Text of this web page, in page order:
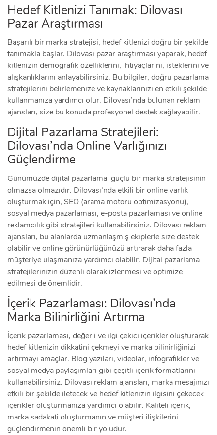
Hedef Kitlenizi Tanımak: Dilovası
Pazar Araştırması
Başarılı bir marka stratejisi, hedef kitlenizi doğru bir şekilde
tanımakla başlar. Dilovası pazar araştırması yaparak, hedef
kitlenizin demografik özelliklerini, ihtiyaçlarını, isteklerini ve
alışkanlıklarını anlayabilirsiniz. Bu bilgiler, doğru pazarlama
stratejilerini belirlemenize ve kaynaklarınızı en etkili şekilde
kullanmanıza yardımcı olur. Dilovası’nda bulunan reklam
ajansları, size bu konuda profesyonel destek sağlayabilir.
Dijital Pazarlama Stratejileri:
Dilovası’nda Online Varlığınızı
Güçlendirme
Günümüzde dijital pazarlama, güçlü bir marka stratejisinin
olmazsa olmazıdır. Dilovası’nda etkili bir online varlık
oluşturmak için, SEO (arama motoru optimizasyonu),
sosyal medya pazarlaması, e-posta pazarlaması ve online
reklamcılık gibi stratejileri kullanabilirsiniz. Dilovası reklam
ajansları, bu alanlarda uzmanlaşmış ekiplerle size destek
olabilir ve online görünürlüğünüzü artırarak daha fazla
müşteriye ulaşmanıza yardımcı olabilir. Dijital pazarlama
stratejilerinizin düzenli olarak izlenmesi ve optimize
edilmesi de önemlidir.
İçerik Pazarlaması: Dilovası’nda
Marka Bilinirliğini Artırma
İçerik pazarlaması, değerli ve ilgi çekici içerikler oluşturarak
hedef kitlenizin dikkatini çekmeyi ve marka bilinirliğinizi
artırmayı amaçlar. Blog yazıları, videolar, infografikler ve
sosyal medya paylaşımları gibi çeşitli içerik formatlarını
kullanabilirsiniz. Dilovası reklam ajansları, marka mesajınızı
etkili bir şekilde iletecek ve hedef kitlenizin ilgisini çekecek
içerikler oluşturmanıza yardımcı olabilir. Kaliteli içerik,
marka sadakati oluşturmanın ve müşteri ilişkilerini
güçlendirmenin önemli bir yoludur.